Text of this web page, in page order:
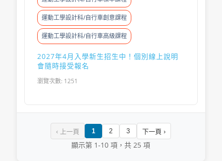
運動工學設計科/自行車創意課程
運動工學設計科/自行車高級課程
2027年4月入學新生招生中！個別線上說明
會隨時接受報名
瀏覽次數: 1251
‹ 上一頁 1 2 3 下一頁 ›
顯示第 1-10 項，共 25 項